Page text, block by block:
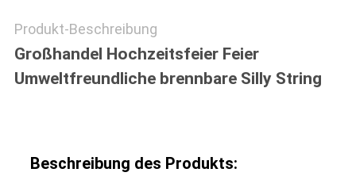
Produkt-Beschreibung
Großhandel Hochzeitsfeier Feier
Umweltfreundliche brennbare Silly String
Beschreibung des Produkts: